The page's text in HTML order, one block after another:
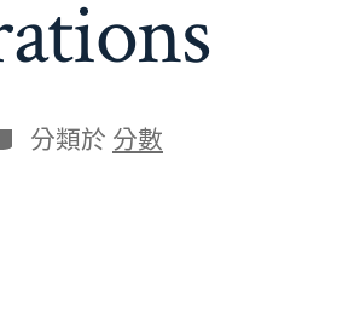
分類於 分數